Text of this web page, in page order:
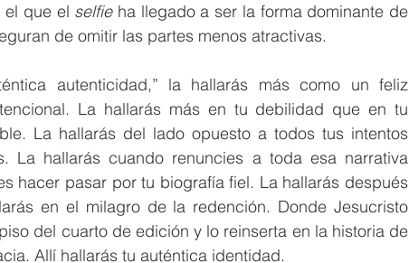
el que el selfie ha llegado a ser la forma dominante de
de omitir las partes menos atractivas.
autenticidad,” la hallarás más como un feliz
La hallarás más en tu debilidad que en tu
La hallarás del lado opuesto a todos tus intentos
La hallarás cuando renuncies a toda esa narrativa
hacer pasar por tu biografía fiel. La hallarás después
en el milagro de la redención. Donde Jesucristo
del cuarto de edición y lo reinserta en la historia de
Allí hallarás tu auténtica identidad.